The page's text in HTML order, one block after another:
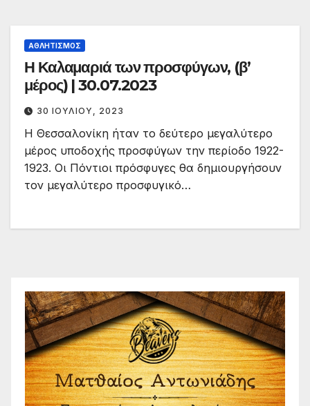
ΑΘΛΗΤΙΣΜΌΣ
Η Καλαμαριά των προσφύγων, (β’
μέρος) | 30.07.2023
30 ΙΟΥΛΊΟΥ, 2023
Η Θεσσαλονίκη ήταν το δεύτερο μεγαλύτερο
μέρος υποδοχής προσφύγων την περίοδο 1922-
1923. Οι Πόντιοι πρόσφυγες θα δημιουργήσουν
τον μεγαλύτερο προσφυγικό…